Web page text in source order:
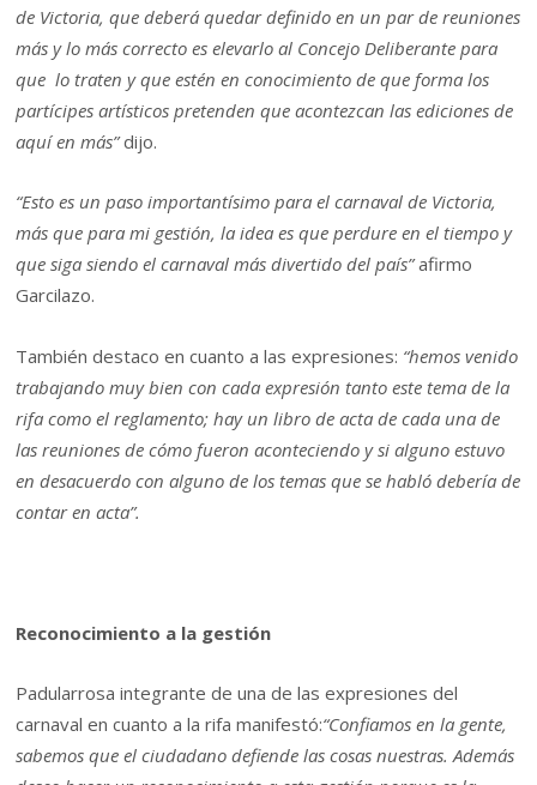
de Victoria, que deberá quedar definido en un par de reuniones
más y lo más correcto es elevarlo al Concejo Deliberante para
que lo traten y que estén en conocimiento de que forma los
partícipes artísticos pretenden que acontezcan las ediciones de
aquí en más”dijo.
“Esto es un paso importantísimo para el carnaval de Victoria,
más que para mi gestión, la idea es que perdure en el tiempo y
que siga siendo el carnaval más divertido del país”afirmo
Garcilazo.
También destaco en cuanto a las expresiones: “hemos venido
trabajando muy bien con cada expresión tanto este tema de la
rifa como el reglamento; hay un libro de acta de cada una de
las reuniones de cómo fueron aconteciendo y si alguno estuvo
en desacuerdo con alguno de los temas que se habló debería de
contar en acta”.
Reconocimiento a la gestión
Padularrosa integrante de una de las expresiones del
carnaval en cuanto a la rifa manifestó:“Confiamos en la gente,
sabemos que el ciudadano defiende las cosas nuestras. Además